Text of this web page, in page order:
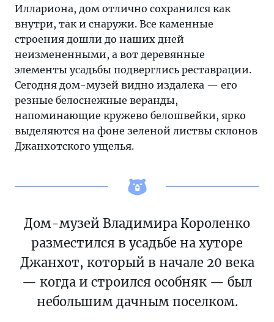
Иллариона, дом отлично сохранился как
внутри, так и снаружи. Все каменные
строения дошли до наших дней
неизмененными, а вот деревянные
элементы усадьбы подверглись реставрации.
Сегодня дом-музей видно издалека — его
резные белоснежные веранды,
напоминающие кружево белошвейки, ярко
выделяются на фоне зеленой листвы склонов
Джанхотского ущелья.
Дом-музей Владимира Короленко
разместился в усадьбе на хуторе
Джанхот, который в начале 20 века
— когда и строился особняк — был
небольшим дачным поселком.